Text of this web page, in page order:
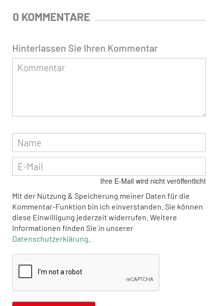
0 KOMMENTARE
Hinterlassen Sie Ihren Kommentar
Ihre E-Mail wird nicht veröffentlicht
Mit der Nutzung & Speicherung meiner Daten für die
Kommentar-Funktion bin ich einverstanden. Sie können
diese Einwilligung jederzeit widerrufen. Weitere
Informationen finden Sie in unserer
Datenschutzerklärung